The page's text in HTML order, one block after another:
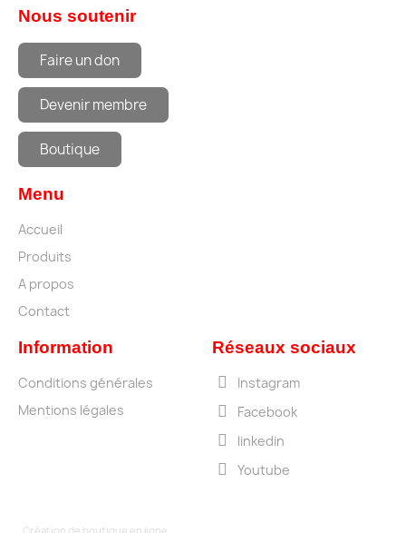
Nous soutenir
Faire un don
Devenir membre
Boutique
Menu
Accueil
Produits
A propos
Contact
Information
Conditions générales
Mentions légales
Réseaux sociaux
Instagram
Facebook
linkedin
Youtube